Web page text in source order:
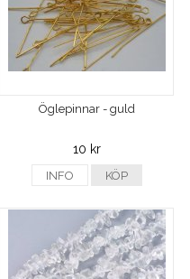
Öglepinnar - guld
10 kr
INFO KÖP